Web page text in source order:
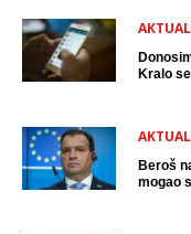
Kralo
Beroš
mogao